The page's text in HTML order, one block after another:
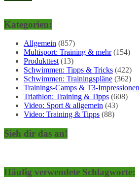
Kategorien:
Allgemein (857)
Multisport: Training & mehr(154)
Produkttest(13)
Schwimmen: Tipps & Tricks (422)
Schwimmen: Trainingspläne (362)
Trainings-Camps & T3-Impressionen
Triathlon: Training & Tipps (608)
Video: Sport & allgemein (43)
Video: Training & Tipps (88)
Sieh dir das an!
Häufig verwendete Schlagworte: